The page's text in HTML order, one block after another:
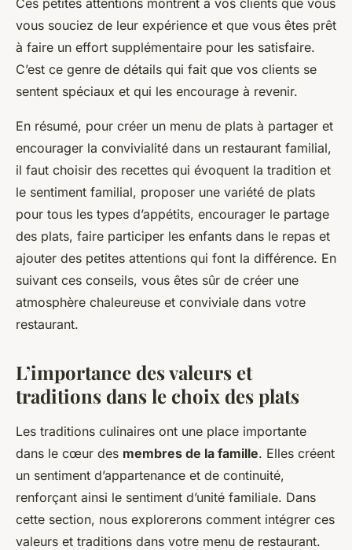
vous souciez de leur expérience et que vous êtes prêt
à faire un effort supplémentaire pour les satisfaire.
C’est ce genre de détails qui fait que vos clients se
sentent spéciaux et qui les encourage à revenir.
En résumé, pour créer un menu de plats à partager et
encourager la convivialité dans un restaurant familial,
il faut choisir des recettes qui évoquent la tradition et
le sentiment familial, proposer une variété de plats
pour tous les types d’appétits, encourager le partage
des plats, faire participer les enfants dans le repas et
ajouter des petites attentions qui font la différence. En
suivant ces conseils, vous êtes sûr de créer une
atmosphère chaleureuse et conviviale dans votre
restaurant.
L’importance des valeurs et
traditions dans le choix des plats
Les traditions culinaires ont une place importante
dans le cœur des membres de la famille. Elles créent
un sentiment d’appartenance et de continuité,
renforçant ainsi le sentiment d’unité familiale. Dans
cette section, nous explorerons comment intégrer ces
valeurs et traditions dans votre menu de restaurant.